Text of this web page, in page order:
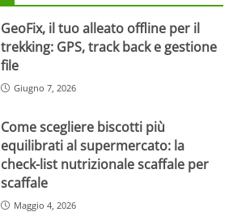
GeoFix, il tuo alleato offline per il
trekking: GPS, track back e gestione
file
Giugno 7, 2026
Come scegliere biscotti più
equilibrati al supermercato: la
check-list nutrizionale scaffale per
scaffale
Maggio 4, 2026